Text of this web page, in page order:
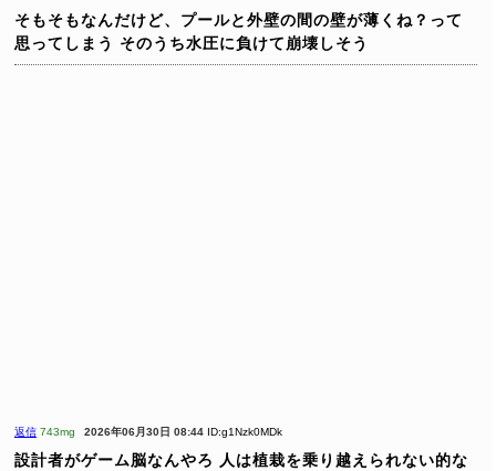
そもそもなんだけど、プールと外壁の間の壁が薄くね？って
思ってしまう
そのうち水圧に負けて崩壊しそう
返信 743mg 2026年06月30日 08:44 ID:g1Nzk0MDk
設計者がゲーム脳なんやろ 人は植栽を乗り越えられない的な